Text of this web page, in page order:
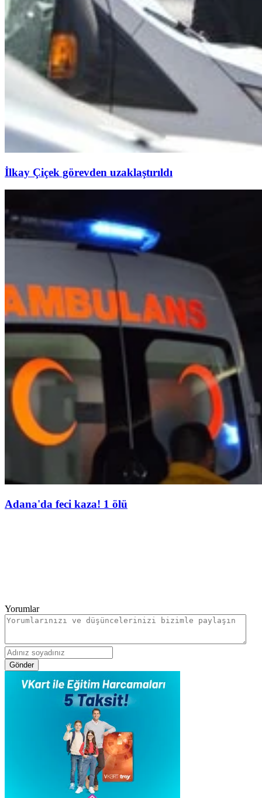
İlkay Çiçek görevden uzaklaştırıldı
Adana'da feci kaza! 1 ölü
Yorumlar
Gönder